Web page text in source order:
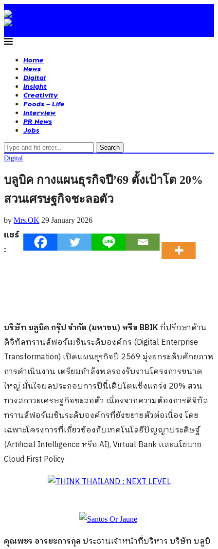
Home
News
Digital
Insight
Creativity
Foods – Life
Interview
PR News
Jobs
Search
Digital
บลูบิค กางแผนธุรกิจปี’69 ตั้งเป้าโต 20%
สวนเศรษฐกิจชะลอตัว
by Mrs.OK 29 January 2026
แชร์
:
บริษัท บลูบิค กรุ๊ป จำกัด (มหาชน) หรือ BBIKที่ปรึกษาด้าน
ดิจิทัลทรานส์ฟอร์เมชันระดับองค์กร (Digital Enterprise
Transformation) เปิดแผนธุรกิจปี 2569 มุ่งยกระดับศักยภาพ
การดำเนินงาน เตรียมกำลังพลรองรับงานโครงการขนาด
ใหญ่ มั่นใจผลประกอบการปีนี้เติบโตแข็งแกร่ง 20% สวน
ทางสภาวะเศรษฐกิจชะลอตัว เนื่องจากความต้องการดิจิทัล
ทรานส์ฟอร์เมชันระดับองค์กรที่ยังขยายตัวต่อเนื่อง โดย
เฉพาะโครงการที่เกี่ยวข้องกับเทคโนโลยีปัญญาประดิษฐ์
(Artificial Intelligence หรือ AI), Virtual Bank และนโยบาย
Cloud First Policy
คุณพชร อารยะการกุลประธานเจ้าหน้าที่บริหาร บริษัท บลูบิ